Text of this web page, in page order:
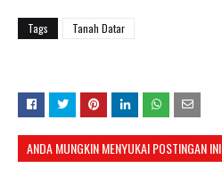
Tags Tanah Datar
ANDA MUNGKIN MENYUKAI POSTINGAN INI